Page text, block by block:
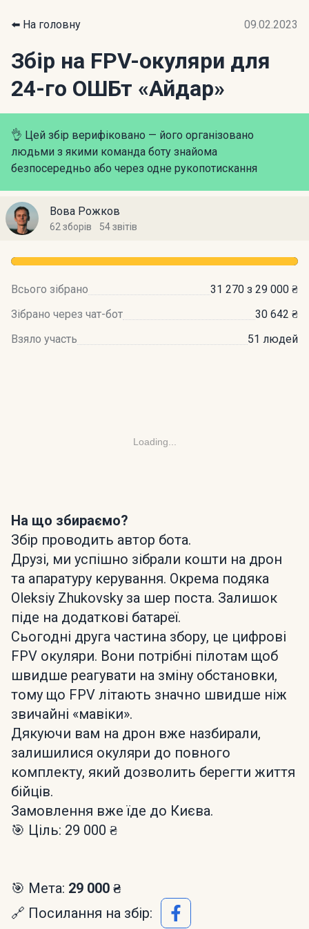
⬅️ На головну 09.02.2023
Збір на FPV-окуляри для
24-го ОШБт «Айдар»
👌 Цей збір верифіковано — його організовано
людьми з якими команда боту знайома
безпосередньо або через одне рукопотискання
Вова Рожков
62 зборів 54 звітів
Всього зібрано
31 270 з 29 000 ₴
Зібрано через чат-бот
30 642 ₴
Взяло участь
51 людей
Loading...
На що збираємо?
Збір проводить автор бота.
Друзі, ми успішно зібрали кошти на дрон
та апаратуру керування. Окрема подяка
Oleksiy Zhukovsky за шер поста. Залишок
піде на додаткові батареї.
Сьогодні друга частина збору, це цифрові
FPV окуляри. Вони потрібні пілотам щоб
швидше реагувати на зміну обстановки,
тому що FPV літають значно швидше ніж
звичайні «мавіки».
Дякуючи вам на дрон вже назбирали,
залишилися окуляри до повного
комплекту, який дозволить берегти життя
бійців.
Замовлення вже їде до Києва.
🎯 Ціль: 29 000 ₴
🎯 Мета: 29 000 ₴
🔗 Посилання на збір: